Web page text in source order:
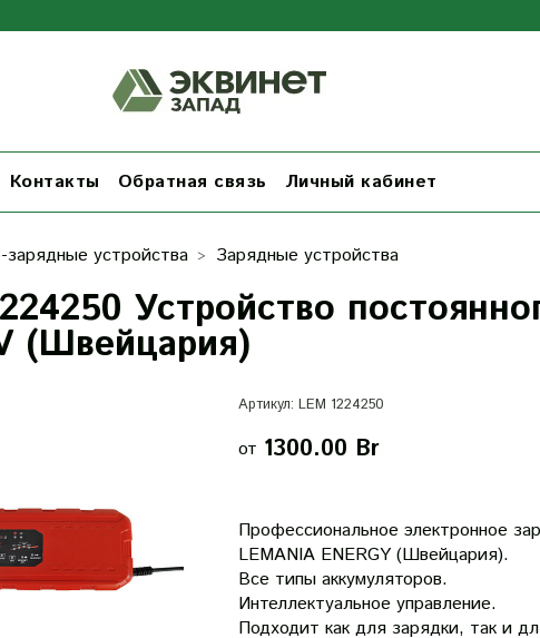
Контакты Обратная связь Личный кабинет
зарядные устройства Зарядные устройства
Устройство
(Швейцария)
Артикул: LEM 1224250
от 1300.00 Br
Профессиональное электронное
LEMANIA ENERGY (Швейцария).
Все типы аккумуляторов.
Интеллектуальное управление.
Подходит как для зарядки, так и